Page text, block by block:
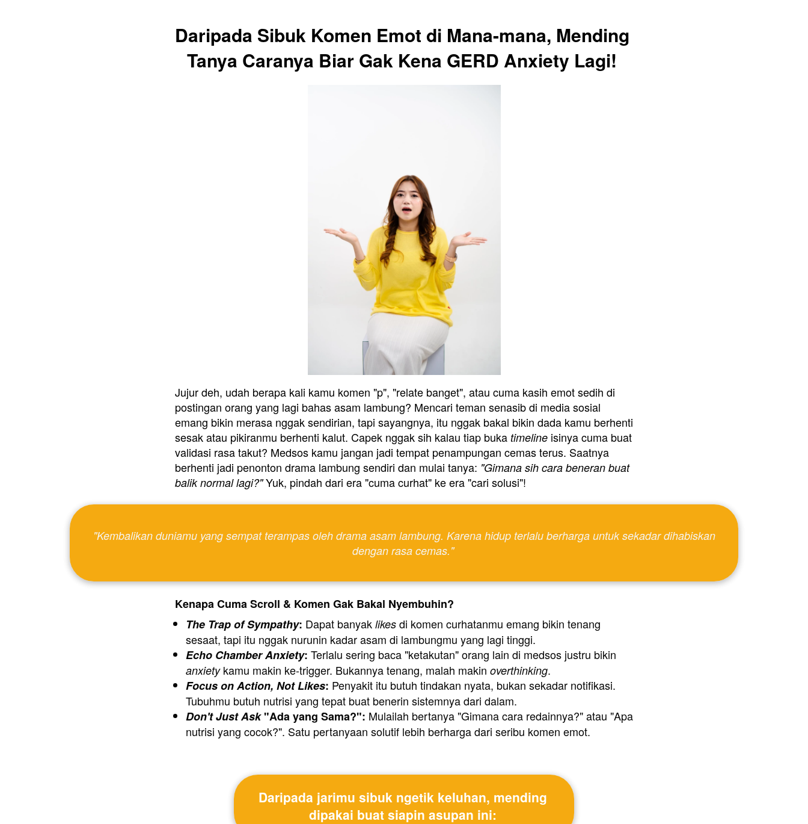
Daripada Sibuk Komen Emot di Mana-mana, Mending
Tanya Caranya Biar Gak Kena GERD Anxiety Lagi!
Jujur deh, udah berapa kali kamu komen "p", "relate banget", atau cuma kasih emot sedih di
postingan orang yang lagi bahas asam lambung? Mencari teman senasib di media sosial
emang bikin merasa nggak sendirian, tapi sayangnya, itu nggak bakal bikin dada kamu berhenti
sesak atau pikiranmu berhenti kalut. Capek nggak sih kalau tiap buka timeline isinya cuma buat
validasi rasa takut? Medsos kamu jangan jadi tempat penampungan cemas terus. Saatnya
berhenti jadi penonton drama lambung sendiri dan mulai tanya: "Gimana sih cara beneran buat
balik normal lagi?" Yuk, pindah dari era "cuma curhat" ke era "cari solusi"!
dengan rasa cemas."
Kenapa Cuma Scroll & Komen Gak Bakal Nyembuhin?
The Trap of Sympathy: Dapat banyak likes di komen curhatanmu emang bikin tenang
sesaat, tapi itu nggak nurunin kadar asam di lambungmu yang lagi tinggi.
Echo Chamber Anxiety:
anxiety kamu makin ke-trigger. Bukannya tenang, malah makin overthinking.
Focus on Action, Not Likes: Penyakit itu butuh tindakan nyata, bukan sekadar notifikasi.
Tubuhmu butuh nutrisi yang tepat buat benerin sistemnya dari dalam.
Don't Just Ask "Ada yang Sama?": Mulailah bertanya "Gimana cara redainnya?" atau "Apa
nutrisi yang cocok?". Satu pertanyaan solutif lebih berharga dari seribu komen emot.
Daripada jarimu sibuk ngetik keluhan, mending
dipakai buat siapin asupan ini: